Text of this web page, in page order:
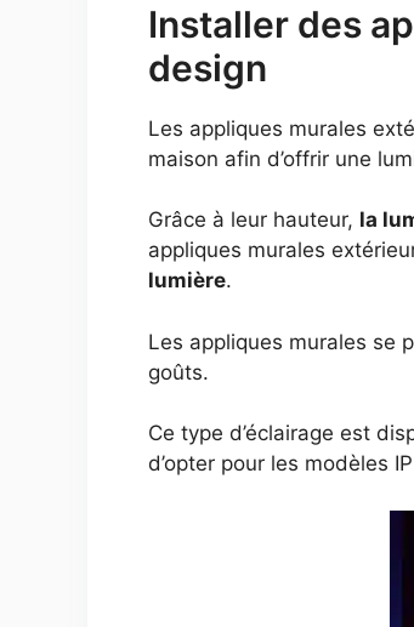
Installer des
design
Les appliques murales
maison afin d’offrir une
Grâce à leur hauteur, la
appliques murales
lumière.
Les appliques murales se
goûts.
Ce type d’éclairage est
d’opter pour les modèles